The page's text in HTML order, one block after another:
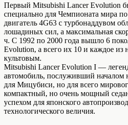
Первый Mitsubishi Lancer Evolution
специально для Чемпионата мира
двигатель 4G63 с турбонаддувом
лошадиных сил, а максимальная
ч. С 1992 по 2000 года вышло 6
Evolution, а всего их 10 и каждое из
культовым.
Mitsubishi Lancer Evolution I —
автомобиль, послуживший началом
для Мицубиси, но для всего
компактный, но очень мощный
успехом для японского
технологического величия.